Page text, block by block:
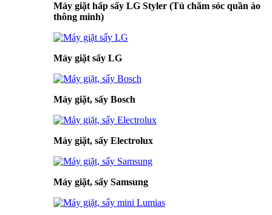
Máy giặt hấp sấy LG Styler (Tủ chăm sóc quần áo
thông minh)
Máy giặt sấy LG
Máy giặt, sấy Bosch
Máy giặt, sấy Electrolux
Máy giặt, sấy Samsung